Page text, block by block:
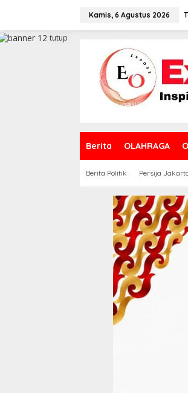
a
Kamis, 6 Agustus 2026
Berita OLAHRAGA
Berita Politik Persija
tutup